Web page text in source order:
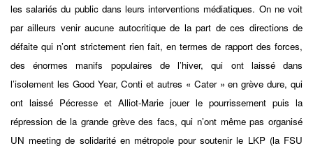
les salariés du public dans leurs interventions médiatiques. On ne voit
par ailleurs venir aucune autocritique de la part de ces directions de
défaite qui n’ont strictement rien fait, en termes de rapport des forces,
des énormes manifs populaires de l’hiver, qui ont laissé dans
l’isolement les Good Year, Conti et autres « Cater » en grève dure, qui
ont laissé Pécresse et Alliot-Marie jouer le pourrissement puis la
répression de la grande grève des facs, qui n’ont même pas organisé
UN meeting de solidarité en métropole pour soutenir le LKP (la FSU